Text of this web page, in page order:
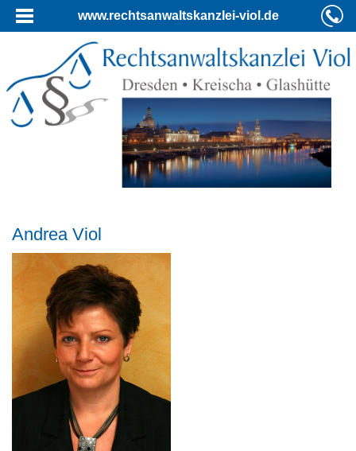
www.rechtsanwaltskanzlei-viol.de
Andrea Viol